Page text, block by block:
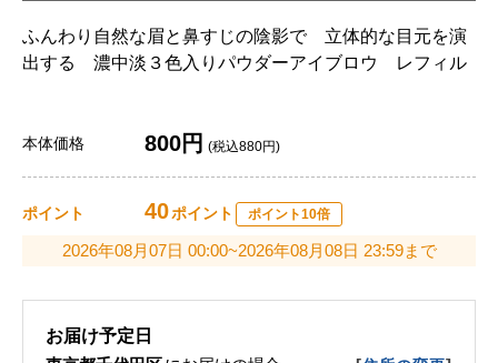
ふんわり自然な眉と鼻すじの陰影で 立体的な目元を演
出する 濃中淡３色入りパウダーアイブロウ レフィル
本体価格 800円 (税込880円)
ポイント 40ポイント ポイント10倍
2026年08月07日 00:00~2026年08月08日 23:59まで
お届け予定日